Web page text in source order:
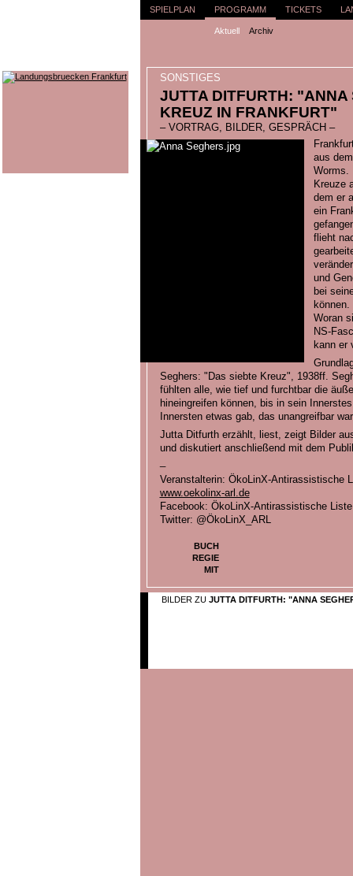
SPIELPLAN PROGRAMM
Aktuell Archiv
TICKETS
SONSTIGES
JUTTA DITFURTH: "ANNA
KREUZ IN FRANKFURT"
– VORTRAG, BILDER, GESPRÄCH –
aus
Worms.
Kreuze
dem er
ein
flieht
und
bei
Woran
NS-
kann er
Seghers: "Das siebte Kreuz", 1938ff.
fühlten alle, wie tief und furchtbar die
hineingreifen können, bis in sein
Innersten etwas gab, das unangreifbar
Jutta Ditfurth erzählt, liest, zeigt Bilder
und diskutiert anschließend mit dem
Veranstalterin: ÖkoLinX-Antirassistische
www.oekolinx-arl.de
Facebook: ÖkoLinX-Antirassistische Liste
Twitter: @ÖkoLinX_ARL
BUCH
REGIE
MIT
BILDER ZU JUTTA DITFURTH: "ANNA